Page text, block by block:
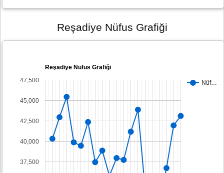
Reşadiye Nüfus Grafiği
Reşadiye Nüfus Grafiği
Nüf…
37,500
40,000
42,500
45,000
47,500